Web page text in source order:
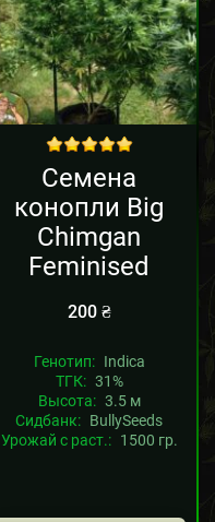
Семена
конопли Big
Chimgan
Feminised
200 ₴
Генотип: Indica
ТГК: 31%
Высота: 3.5 м
Сидбанк: BullySeeds
Урожай с раст.: 1500 гр.